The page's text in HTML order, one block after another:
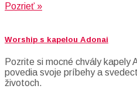
Pozrieť »
Worship s kapelou Adonai
Pozrite si mocné chvály kapely
povedia svoje príbehy a
životoch.